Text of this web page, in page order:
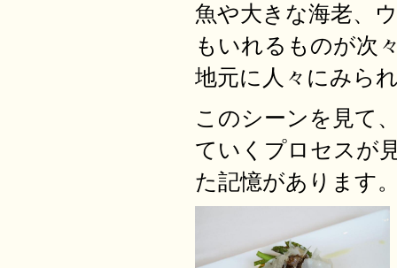
魚や大きな海老、
もいれるものが次
地元に人々にみら
このシーンを見て
ていくプロセスが
た記憶があります